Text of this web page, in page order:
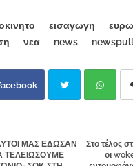
εισαγωγη
νεα news newspull
tter atsa
Στο τέλος
οι
ΜΑΣ ΕΔΩΣΑΝ
ΤΕΛΕΙΩΣΟΥΜΕ